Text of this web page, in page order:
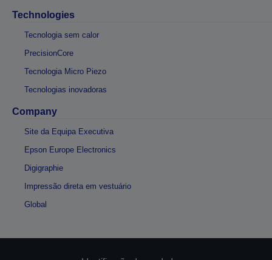
Technologies
Tecnologia sem calor
PrecisionCore
Tecnologia Micro Piezo
Tecnologias inovadoras
Company
Site da Equipa Executiva
Epson Europe Electronics
Digigraphie
Impressão direta em vestuário
Global